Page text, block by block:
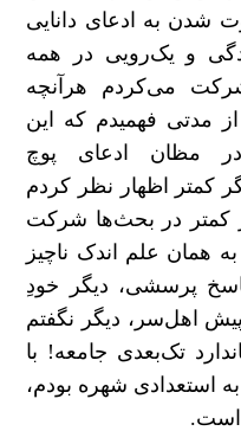
شدن به ادعای دانایی
و یک‌رویی در همه
می‌کردم هرآنچه
مدتی فهمیدم که این
مظان ادعای پوچ
کمتر اظهار نظر کردم
کمتر در بحث‌ها شرکت
همان علم اندک ناچیز
پرسشی، دیگر خودِ
اهل‌سر، دیگر نگفتم
تک‌بعدی جامعه! با
استعدادی شهره بودم،
است.